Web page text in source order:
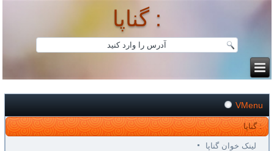
گناپا :
VMenu
گناپا :
لینک خوان گناپا